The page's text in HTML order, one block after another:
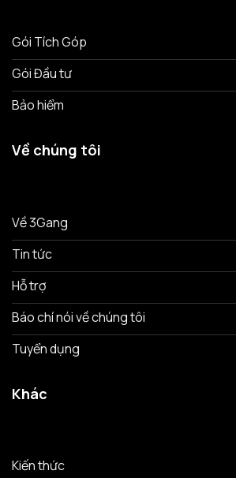
Gói Tích Góp
Gói Đầu tư
Bảo hiểm
Về chúng tôi
Về 3Gang
Tin tức
Hỗ trợ
Báo chí nói về chúng tôi
Tuyển dụng
Khác
Kiến thức